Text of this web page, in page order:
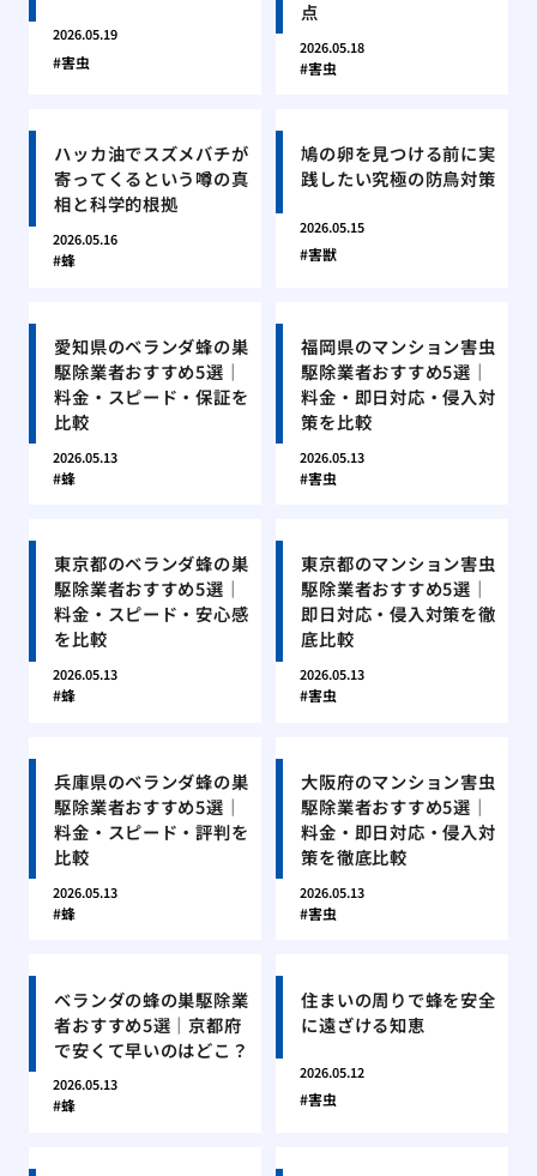
2026.05.19
害虫
点
2026.05.18
害虫
ハッカ油でスズメバチが
寄ってくるという噂の真
相と科学的根拠
2026.05.16
蜂
鳩の卵を見つける前に実
践したい究極の防鳥対策
2026.05.15
害獣
愛知県のベランダ蜂の巣
駆除業者おすすめ5選｜
料金・スピード・保証を
比較
2026.05.13
蜂
福岡県のマンション害虫
駆除業者おすすめ5選｜
料金・即日対応・侵入対
策を比較
2026.05.13
害虫
東京都のベランダ蜂の巣
駆除業者おすすめ5選｜
料金・スピード・安心感
を比較
2026.05.13
蜂
東京都のマンション害虫
駆除業者おすすめ5選｜
即日対応・侵入対策を徹
底比較
2026.05.13
害虫
兵庫県のベランダ蜂の巣
駆除業者おすすめ5選｜
料金・スピード・評判を
比較
2026.05.13
蜂
大阪府のマンション害虫
駆除業者おすすめ5選｜
料金・即日対応・侵入対
策を徹底比較
2026.05.13
害虫
ベランダの蜂の巣駆除業
者おすすめ5選｜京都府
で安くて早いのはどこ？
2026.05.13
蜂
住まいの周りで蜂を安全
に遠ざける知恵
2026.05.12
害虫